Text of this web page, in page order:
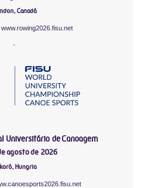
Canadá
www.rowing2026.fisu.net
-
Universitário de Canoagem
agosto de 2026
Hungria